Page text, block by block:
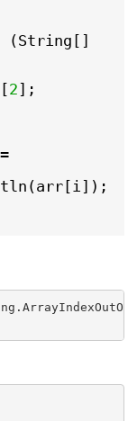
(String[]
[2];